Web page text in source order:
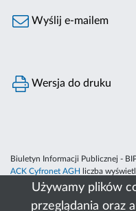
Używamy plików
przeglądania oraz
Wyślij e-mailem
Wersja do druku
Biuletyn Informacji Publicznej -
ACK Cyfronet AGH
liczba